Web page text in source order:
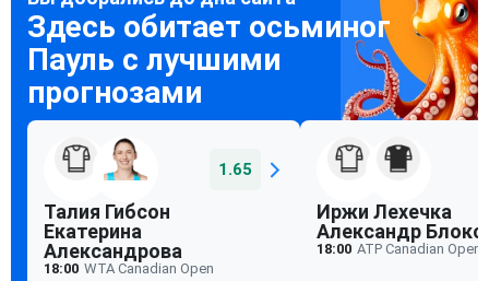
1.65
Талия Гибсон
Екатерина
Александрова
18:00 WTA Canadian Open
Иржи Лехечка
Александр Блокс
18:00 ATP Canadian Open